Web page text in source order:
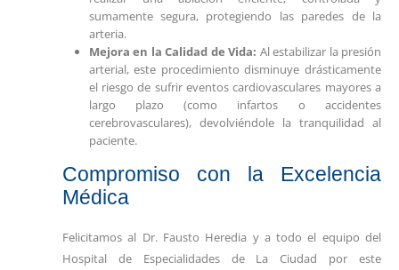
sumamente segura, protegiendo las paredes de la
arteria.
Mejora en la Calidad de Vida: Al estabilizar la presión
arterial, este procedimiento disminuye drásticamente
el riesgo de sufrir eventos cardiovasculares mayores a
largo plazo (como infartos o accidentes
cerebrovasculares), devolviéndole la tranquilidad al
paciente.
Compromiso con la Excelencia
Médica
Felicitamos al Dr. Fausto Heredia y a todo el equipo del
Hospital de Especialidades de La Ciudad por este